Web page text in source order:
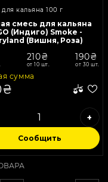
для кальяна 100 г
смесь для кальяна
(Индиго) Smoke -
(Вишня, Роза)
210₴
от 10 шт.
190₴
от 30 шт.
сумма
+
Сообщить